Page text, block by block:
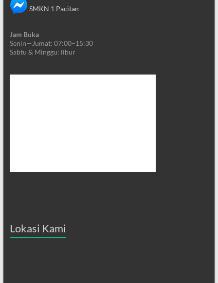
SMKN 1 Pacitan
Jam Buka
Senin—Jumat: 07:00–15:30
Sabtu & Minggu: libur
Lokasi Kami